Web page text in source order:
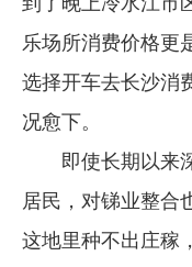
乐场所消费价格更
选择开车去长沙消
况愈下。
即使长期以来深
居民，对锑业整合
这地里种不出庄稼